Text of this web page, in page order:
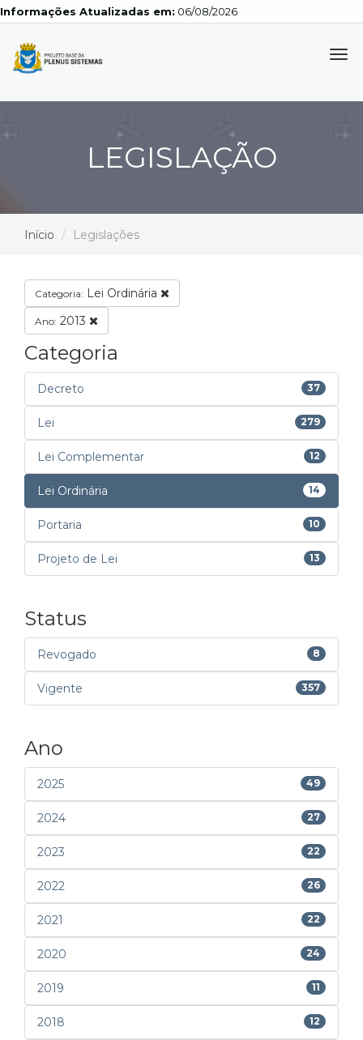
Atualizadas em: 06/08/2026
LEGISLAÇÃO
Início Legislações
Categoria: Lei Ordinária
Ano: 2013
Categoria
Decreto 37
Lei 279
Lei Complementar 12
Lei Ordinária 14
Portaria 10
Projeto de Lei 13
Status
Revogado 8
Vigente 357
Ano
2025 49
2024 27
2023 22
2022 26
2021 22
2020 24
2019 11
2018 12